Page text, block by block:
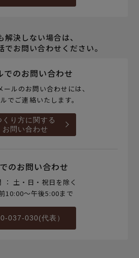
解決しない場合は、
でお問い合わせください。
でのお問い合わせ
ールのお問い合わせには、
でご連絡いたします。
くり方に関する
お問い合わせ
のお問い合わせ
： 土・日・祝日を除く
10:00～午後5:00まで
037-030(代表）